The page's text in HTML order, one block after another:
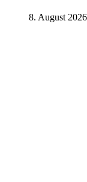
8. August 2026